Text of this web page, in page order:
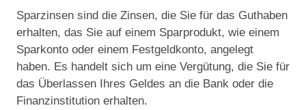
Sparzinsen sind die Zinsen, die Sie für das Guthaben
erhalten, das Sie auf einem Sparprodukt, wie einem
Sparkonto oder einem Festgeldkonto, angelegt
haben. Es handelt sich um eine Vergütung, die Sie für
das Überlassen Ihres Geldes an die Bank oder die
Finanzinstitution erhalten.